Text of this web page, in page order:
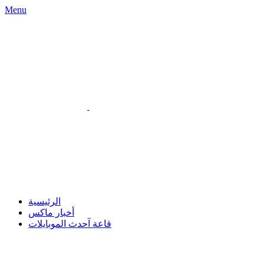
Menu
الرئيسية
أخبار ماكس
قاعة آحدث الموبايلات